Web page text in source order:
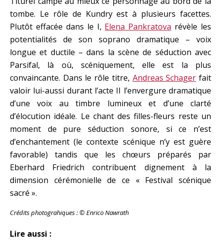
tombe. Le rôle de Kundry est à plusieurs facettes.
Plutôt effacée dans le I, Elena Pankratova révèle les
potentialités de son soprano dramatique – voix
longue et ductile – dans la scène de séduction avec
Parsifal, là où, scéniquement, elle est la plus
convaincante. Dans le rôle titre, Andreas Schager fait
valoir lui-aussi durant l’acte II l’envergure dramatique
d’une voix au timbre lumineux et d’une clarté
d’élocution idéale. Le chant des filles-fleurs reste un
moment de pure séduction sonore, si ce n’est
d’enchantement (le contexte scénique n’y est guère
favorable) tandis que les chœurs préparés par
Eberhard Friedrich contribuent dignement à la
dimension cérémonielle de ce « Festival scénique
sacré ».
Crédits photograhiques : © Enrico Nawrath
Lire aussi :